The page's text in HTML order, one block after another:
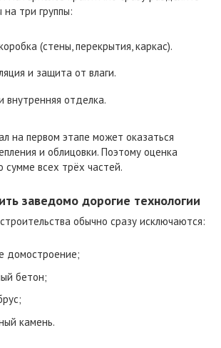
три группы:
(стены, перекрытия, каркас).
и защита от влаги.
внутренняя отделка.
на первом этапе может оказаться
и облицовки. Поэтому оценка
сумме всех трёх частей.
заведомо дорогие технологии
обычно сразу исключаются:
домостроение;
бетон;
камень.